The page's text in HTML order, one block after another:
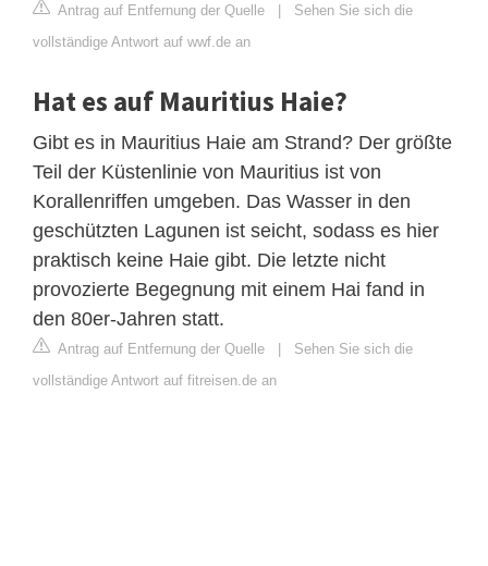
Antrag auf Entfernung der Quelle | Sehen Sie sich die
vollständige Antwort auf wwf.de an
Hat es auf Mauritius Haie?
Gibt es in Mauritius Haie am Strand? Der größte
Teil der Küstenlinie von Mauritius ist von
Korallenriffen umgeben. Das Wasser in den
geschützten Lagunen ist seicht, sodass es hier
praktisch keine Haie gibt. Die letzte nicht
provozierte Begegnung mit einem Hai fand in
den 80er-Jahren statt.
Antrag auf Entfernung der Quelle | Sehen Sie sich die
vollständige Antwort auf fitreisen.de an